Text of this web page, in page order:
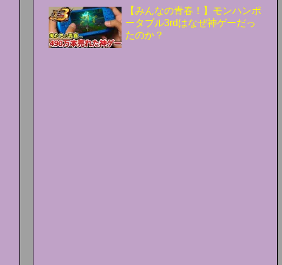
【みんなの青春！】モンハンポ
ータブル3rdはなぜ神ゲーだっ
たのか？